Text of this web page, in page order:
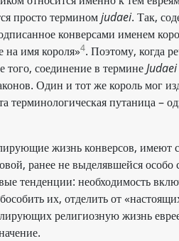
просто терминомjudaei. Так,
конверсами именем
на имя короля»4. Поэтому, когда
того, соединение в терминеJudaei
Один и тот же король мог
терминологическая путаница –
жизнь конверсов, имеют
ранее не выделявшейся
тенденции: необходимость
их, отделить от
религиозную жизнь